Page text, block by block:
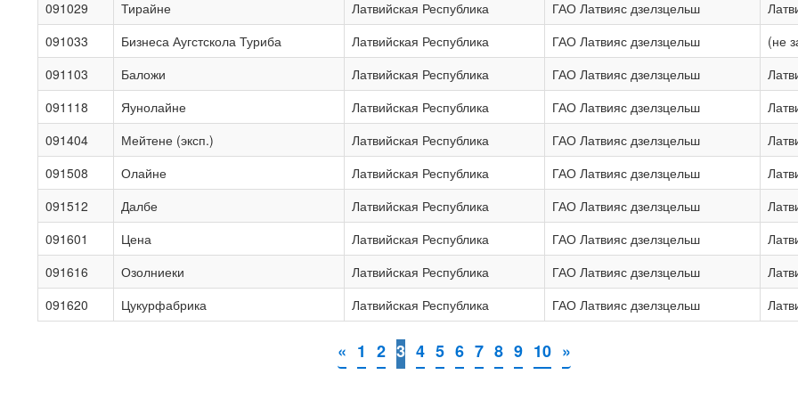
091029 Тирайне Латвийская Республика ГАО Латвияс дзелзцельш
091033
Бизнеса Аугстскола Туриба Латвийская Республика ГАО Латвияс дзелзцельш
(не
091103
Баложи Латвийская Республика ГАО Латвияс дзелзцельш
091118
Яунолайне Латвийская Республика ГАО Латвияс дзелзцельш
091404
Мейтене (эксп.) Латвийская Республика ГАО Латвияс дзелзцельш
091508
Олайне Латвийская Республика ГАО Латвияс дзелзцельш
091512
Далбе Латвийская Республика ГАО Латвияс дзелзцельш
091601
Цена Латвийская Республика ГАО Латвияс дзелзцельш
091616
Озолниеки Латвийская Республика ГАО Латвияс дзелзцельш
091620
Цукурфабрика Латвийская Республика ГАО Латвияс дзелзцельш
« 1 2 3 4 5 6 7 8 9 10 »